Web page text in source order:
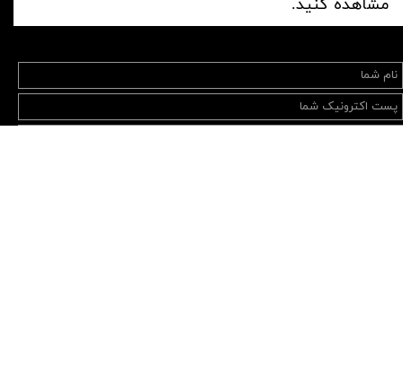
مشاهده کنید.